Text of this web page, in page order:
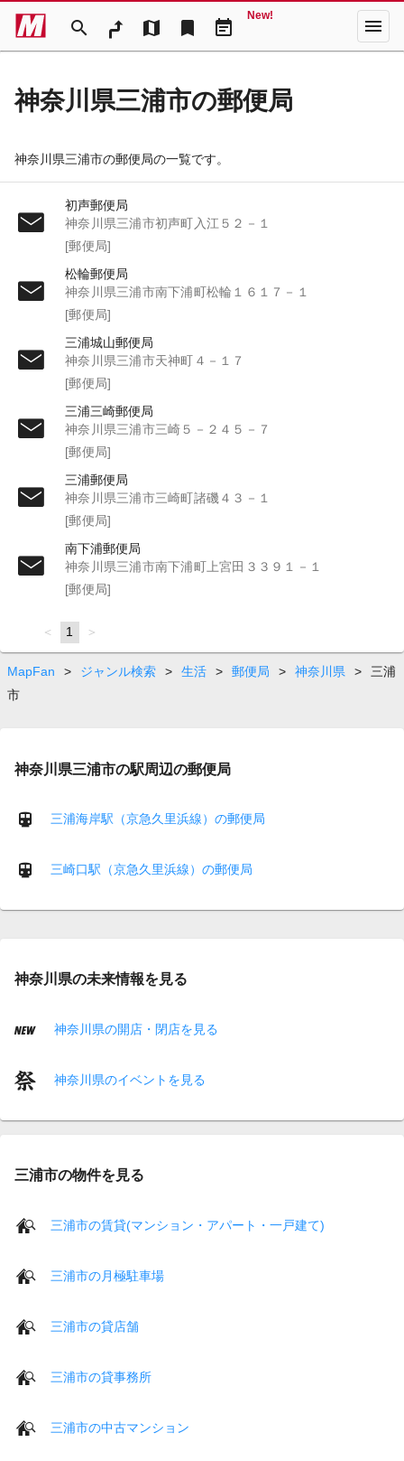
search map bookmark event_note
New! menu
神奈川県三浦市の郵便局
神奈川県三浦市の郵便局の一覧です。
初声郵便局
神奈川県三浦市初声町入江５２－１
[郵便局]
松輪郵便局
神奈川県三浦市南下浦町松輪１６１７－１
[郵便局]
三浦城山郵便局
神奈川県三浦市天神町４－１７
[郵便局]
三浦三崎郵便局
神奈川県三浦市三崎５－２４５－７
[郵便局]
三浦郵便局
神奈川県三浦市三崎町諸磯４３－１
[郵便局]
南下浦郵便局
神奈川県三浦市南下浦町上宮田３３９１－１
[郵便局]
page
You're
on
page
1 page
MapFan > ジャンル検索 > 生活 > 郵便局 > 神奈川県 >
三浦
市
神奈川県三浦市の駅周辺の郵便局
三浦海岸駅（京急久里浜線）の郵便局
三崎口駅（京急久里浜線）の郵便局
神奈川県の未来情報を見る
神奈川県の開店・閉店を見る
神奈川県のイベントを見る
三浦市の物件を見る
三浦市の賃貸(マンション・アパート・一戸建て)
三浦市の月極駐車場
三浦市の貸店舗
三浦市の貸事務所
三浦市の中古マンション